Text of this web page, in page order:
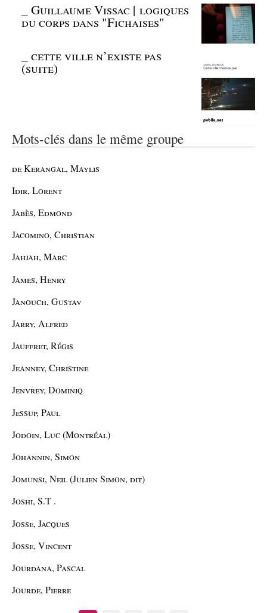
_Guillaume Vissac | logiques
du corps dans "Fichaises"
_cette ville n’existe pas
(suite)
Mots-clés dans le même groupe
de Kerangal, Maylis
Idir, Lorent
Jabès, Edmond
Jacomino, Christian
Jahjah, Marc
James, Henry
Janouch, Gustav
Jarry, Alfred
Jauffret, Régis
Jeanney, Christine
Jenvrey, Dominiq
Jessup, Paul
Jodoin, Luc (Montréal)
Johannin, Simon
Jomunsi, Neil (Julien Simon, dit)
Joshi, S.T .
Josse, Jacques
Josse, Vincent
Jourdana, Pascal
Jourde, Pierre